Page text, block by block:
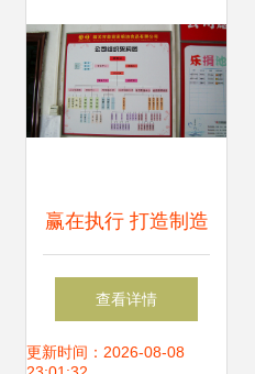
赢在执行 打造制造
型企业变革的核心
驱动力
查看详情
更新时间：2026-08-08